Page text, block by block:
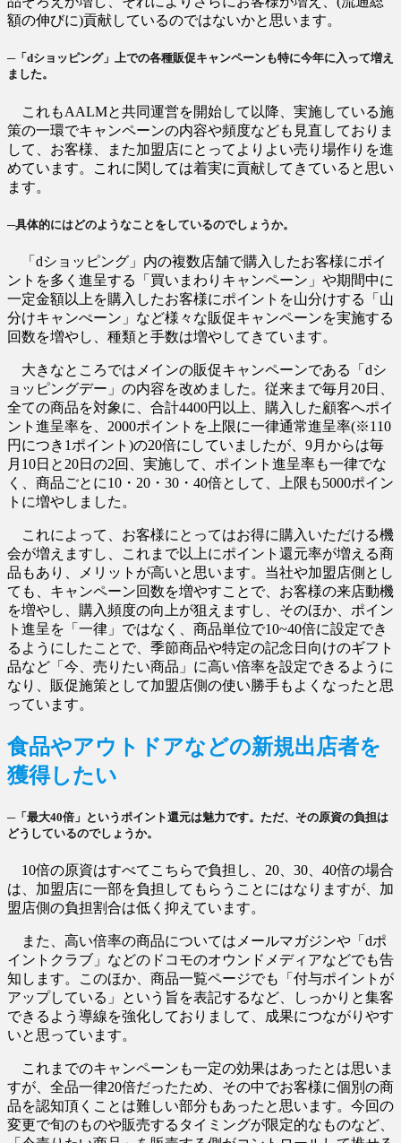
額の伸びに)貢献しているのではないかと思います。
─「dショッピング」上での各種販促キャンペーンも特に今年に入って増え
ました。
これもAALMと共同運営を開始して以降、実施している施
策の一環でキャンペーンの内容や頻度なども見直しておりま
して、お客様、また加盟店にとってよりよい売り場作りを進
めています。これに関しては着実に貢献してきていると思い
ます。
─具体的にはどのようなことをしているのでしょうか。
「dショッピング」内の複数店舗で購入したお客様にポイ
ントを多く進呈する「買いまわりキャンペーン」や期間中に
一定金額以上を購入したお客様にポイントを山分けする「山
分けキャンぺーン」など様々な販促キャンペーンを実施する
回数を増やし、種類と手数は増やしてきています。
大きなところではメインの販促キャンペーンである「dシ
ョッピングデー」の内容を改めました。従来まで毎月20日、
全ての商品を対象に、合計4400円以上、購入した顧客へポイ
ント進呈率を、2000ポイントを上限に一律通常進呈率(※110
円につき1ポイント)の20倍にしていましたが、9月からは毎
月10日と20日の2回、実施して、ポイント進呈率も一律でな
く、商品ごとに10・20・30・40倍として、上限も5000ポイン
トに増やしました。
これによって、お客様にとってはお得に購入いただける機
会が増えますし、これまで以上にポイント還元率が増える商
品もあり、メリットが高いと思います。当社や加盟店側とし
ても、キャンペーン回数を増やすことで、お客様の来店動機
を増やし、購入頻度の向上が狙えますし、そのほか、ポイン
ト進呈を「一律」ではなく、商品単位で10~40倍に設定でき
るようにしたことで、季節商品や特定の記念日向けのギフト
品など「今、売りたい商品」に高い倍率を設定できるように
なり、販促施策として加盟店側の使い勝手もよくなったと思
っています。
食品やアウトドアなどの新規出店者を
獲得したい
─「最大40倍」というポイント還元は魅力です。ただ、その原資の負担は
どうしているのでしょうか。
10倍の原資はすべてこちらで負担し、20、30、40倍の場合
は、加盟店に一部を負担してもらうことにはなりますが、加
盟店側の負担割合は低く抑えています。
また、高い倍率の商品についてはメールマガジンや「dポ
イントクラブ」などのドコモのオウンドメディアなどでも告
知します。このほか、商品一覧ページでも「付与ポイントが
アップしている」という旨を表記するなど、しっかりと集客
できるよう導線を強化しておりまして、成果につながりやす
いと思っています。
これまでのキャンペーンも一定の効果はあったとは思いま
すが、全品一律20倍だったため、その中でお客様に個別の商
品を認知頂くことは難しい部分もあったと思います。今回の
変更で旬のものや販売するタイミングが限定的なものなど、